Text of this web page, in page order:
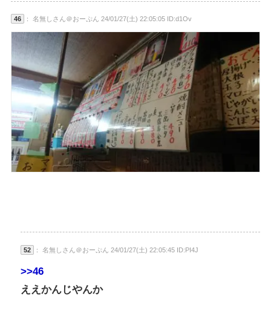
46 ： 名無しさん＠おーぷん 24/01/27(土) 22:05:05 ID:d1Ov
52 ： 名無しさん＠おーぷん 24/01/27(土) 22:05:45 ID:PI4J
>>46
ええかんじやんか